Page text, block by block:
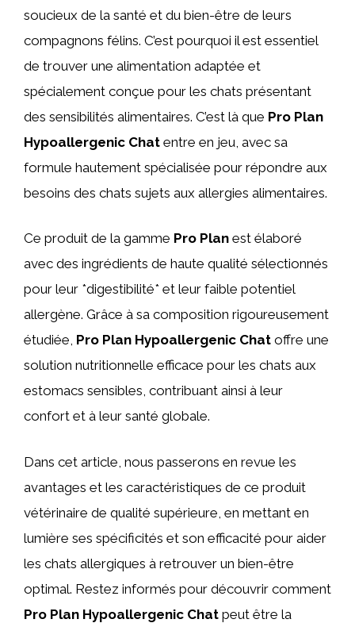
soucieux de la santé et du bien-être de leurs
compagnons félins. C’est pourquoi il est essentiel
de trouver une alimentation adaptée et
spécialement conçue pour les chats présentant
des sensibilités alimentaires. C’est là que Pro Plan
Hypoallergenic Chat entre en jeu, avec sa
formule hautement spécialisée pour répondre aux
besoins des chats sujets aux allergies alimentaires.
Ce produit de la gamme Pro Plan est élaboré
avec des ingrédients de haute qualité sélectionnés
pour leur *digestibilité* et leur faible potentiel
allergène. Grâce à sa composition rigoureusement
étudiée, Pro Plan Hypoallergenic Chat offre une
solution nutritionnelle efficace pour les chats aux
estomacs sensibles, contribuant ainsi à leur
confort et à leur santé globale.
Dans cet article, nous passerons en revue les
avantages et les caractéristiques de ce produit
vétérinaire de qualité supérieure, en mettant en
lumière ses spécificités et son efficacité pour aider
les chats allergiques à retrouver un bien-être
optimal. Restez informés pour découvrir comment
Pro Plan Hypoallergenic Chat peut être la